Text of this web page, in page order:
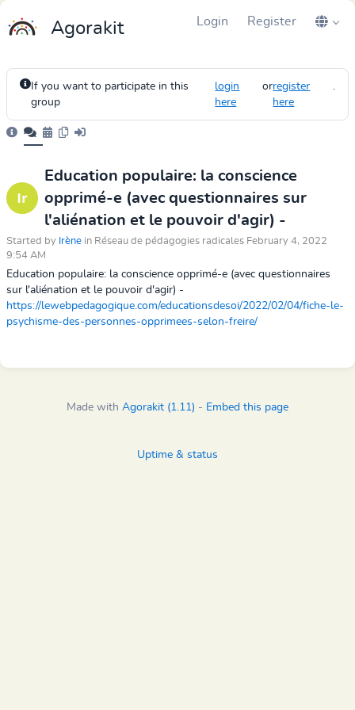
Agorakit Login Register
If you want to participate in this
group
login
here
orregister
here
.
Education populaire: la conscience
opprimé-e (avec questionnaires sur
l'aliénation et le pouvoir d'agir) -
Started by Irène in Réseau de pédagogies radicales February 4, 2022
9:54 AM
Education populaire: la conscience opprimé-e (avec questionnaires
sur l'aliénation et le pouvoir d'agir) -
https://lewebpedagogique.com/educationsdesoi/2022/02/04/fiche-le-
psychisme-des-personnes-opprimees-selon-freire/
Made with Agorakit (1.11) - Embed this page
Uptime & status